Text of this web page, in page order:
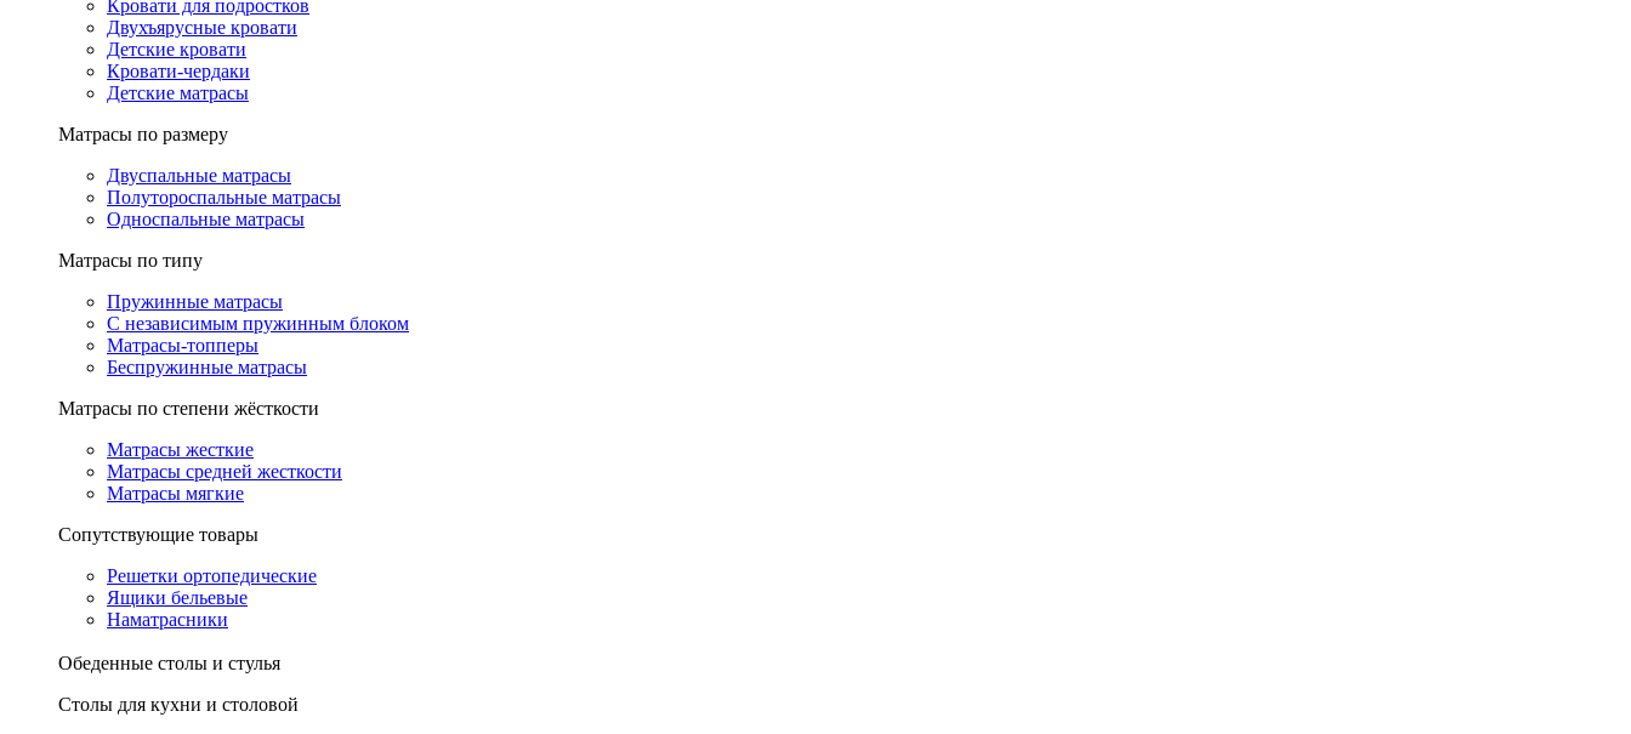
Кровати для подростков
Двухъярусные кровати
Детские кровати
Кровати-чердаки
Детские матрасы
Матрасы по размеру
Двуспальные матрасы
Полутороспальные матрасы
Односпальные матрасы
Матрасы по типу
Пружинные матрасы
С независимым пружинным блоком
Матрасы-топперы
Беспружинные матрасы
Матрасы по степени жёсткости
Матрасы жесткие
Матрасы средней жесткости
Матрасы мягкие
Сопутствующие товары
Решетки ортопедические
Ящики бельевые
Наматрасники
Обеденные столы и стулья
Столы для кухни и столовой